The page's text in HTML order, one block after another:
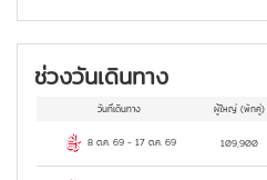
ช่วงวันเดินทาง
วันที่เดินทาง ผู้ใหญ่(พักคู่)
8 ต.ค. 69 -17 ต.ค. 69 109,900